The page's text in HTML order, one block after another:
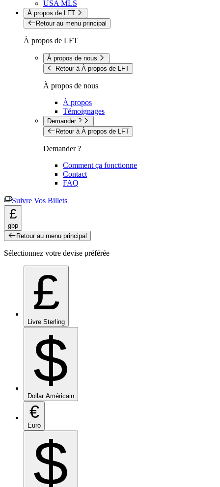
USA MLS
À propos de LFT
Retour au menu principal
À propos de LFT
À propos de nous
Retour à À propos de LFT
À propos de nous
À propos
Témoignages
Demander ?
Retour à À propos de LFT
Demander ?
Comment ça fonctionne
Contact
FAQ
Suivre Vos Billets
£
gbp
Retour au menu principal
Sélectionnez votre devise préférée
£
Livre Sterling
$
Dollar Américain
€
Euro
$